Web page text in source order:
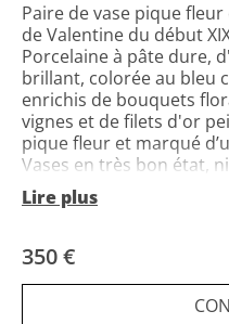
Paire de vase pique
de Valentine du début
Porcelaine à pâte dure,
brillant, colorée au bleu
enrichis de bouquets
vignes et de filets d'or
pique fleur et marqué
Vases en très bon état,
dorure.
Lire plus
350 €